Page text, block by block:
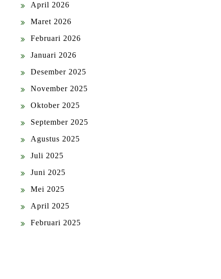
April 2026
Maret 2026
Februari 2026
Januari 2026
Desember 2025
November 2025
Oktober 2025
September 2025
Agustus 2025
Juli 2025
Juni 2025
Mei 2025
April 2025
Februari 2025